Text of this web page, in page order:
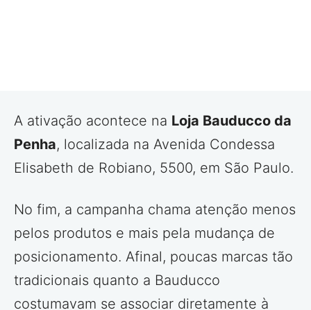
A ativação acontece na Loja Bauducco da
Penha, localizada na Avenida Condessa
Elisabeth de Robiano, 5500, em São Paulo.
No fim, a campanha chama atenção menos
pelos produtos e mais pela mudança de
posicionamento. Afinal, poucas marcas tão
tradicionais quanto a Bauducco
costumavam se associar diretamente à